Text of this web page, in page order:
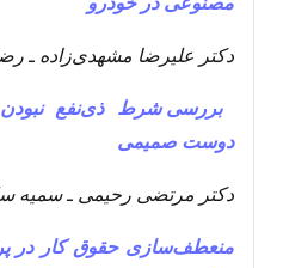
دکتر علیرضا مشهدی‌زاده ـ
بررسی شرط ذی‌نفع
دوست صمیمی
دکتر مرتضی رحیمی ـ سمیه
منعطف‌سازی حقوق کار در